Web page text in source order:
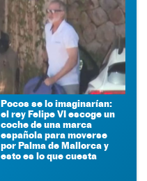
Pocos se lo imaginarían:
el rey Felipe VI escoge un
coche de una marca
española para moverse
por Palma de Mallorca y
esto es lo que cuesta